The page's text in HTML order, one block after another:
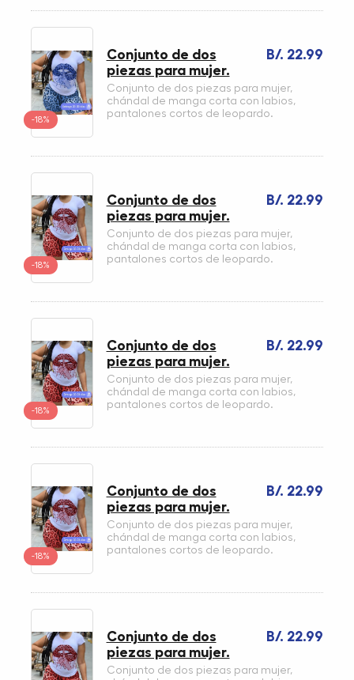
-18%
B/. 22.99
Conjunto de dos
piezas para mujer.
Conjunto de dos piezas para mujer,
chándal de manga corta con labios,
pantalones cortos de leopardo.
-18%
B/. 22.99
Conjunto de dos
piezas para mujer.
Conjunto de dos piezas para mujer,
chándal de manga corta con labios,
pantalones cortos de leopardo.
-18%
B/. 22.99
Conjunto de dos
piezas para mujer.
Conjunto de dos piezas para mujer,
chándal de manga corta con labios,
pantalones cortos de leopardo.
-18%
B/. 22.99
Conjunto de dos
piezas para mujer.
Conjunto de dos piezas para mujer,
chándal de manga corta con labios,
pantalones cortos de leopardo.
B/. 22.99
Conjunto de dos
piezas para mujer.
Conjunto de dos piezas para mujer,